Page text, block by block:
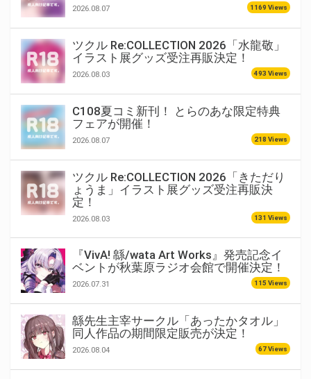
2026.08.07 1169 Views
ツクル Re:COLLECTION 2026「水龍敬」
イラスト展グッズ受注再販決定！
2026.08.03 493 Views
C108夏コミ新刊！ とらのあな限定特典
フェアが開催！
2026.08.07 218 Views
ツクル Re:COLLECTION 2026「きただり
ょうま」イラスト展グッズ受注再販決
定！
2026.08.03 131 Views
『VivA! 緜/wata Art Works』発売記念イ
ベントが秋葉原ラジオ会館で開催決定！
2026.07.31 115 Views
緜先生主宰サークル「あったかタオル」
同人作品の期間限定販売が決定！
2026.08.04 67 Views